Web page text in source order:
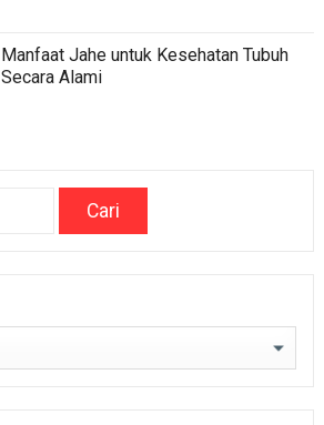
Manfaat Jahe untuk Kesehatan Tubuh
Secara Alami